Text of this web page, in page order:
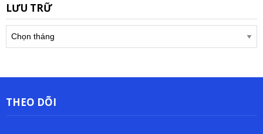
LƯU TRỮ
trữ
THEO DÕI